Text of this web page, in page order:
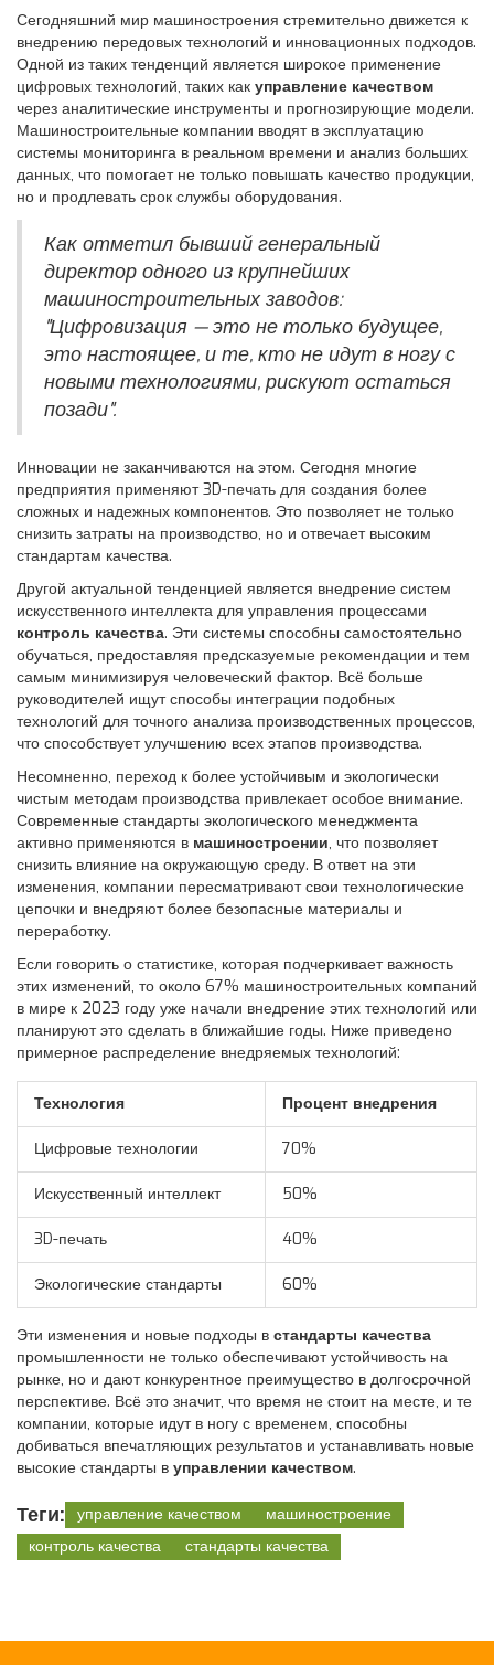
Сегодняшний мир машиностроения стремительно движется к
внедрению передовых технологий и инновационных подходов.
Одной из таких тенденций является широкое применение
цифровых технологий, таких как управление качеством
через аналитические инструменты и прогнозирующие модели.
Машиностроительные компании вводят в эксплуатацию
системы мониторинга в реальном времени и анализ больших
данных, что помогает не только повышать качество продукции,
но и продлевать срок службы оборудования.
Как отметил бывший генеральный
директор одного из крупнейших
машиностроительных заводов:
"Цифровизация — это не только будущее,
это настоящее, и те, кто не идут в ногу с
новыми технологиями, рискуют остаться
позади".
Инновации не заканчиваются на этом. Сегодня многие
предприятия применяют 3D-печать для создания более
сложных и надежных компонентов. Это позволяет не только
снизить затраты на производство, но и отвечает высоким
стандартам качества.
Другой актуальной тенденцией является внедрение систем
искусственного интеллекта для управления процессами
контроль качества. Эти системы способны самостоятельно
обучаться, предоставляя предсказуемые рекомендации и тем
самым минимизируя человеческий фактор. Всё больше
руководителей ищут способы интеграции подобных
технологий для точного анализа производственных процессов,
что способствует улучшению всех этапов производства.
Несомненно, переход к более устойчивым и экологически
чистым методам производства привлекает особое внимание.
Современные стандарты экологического менеджмента
активно применяются в машиностроении, что позволяет
снизить влияние на окружающую среду. В ответ на эти
изменения, компании пересматривают свои технологические
цепочки и внедряют более безопасные материалы и
переработку.
Если говорить о статистике, которая подчеркивает важность
этих изменений, то около 67% машиностроительных компаний
в мире к 2023 году уже начали внедрение этих технологий или
планируют это сделать в ближайшие годы. Ниже приведено
примерное распределение внедряемых технологий:
Технология Процент внедрения
Цифровые технологии 70%
Искусственный интеллект 50%
3D-печать 40%
Экологические стандарты 60%
Эти изменения и новые подходы в стандарты качества
промышленности не только обеспечивают устойчивость на
рынке, но и дают конкурентное преимущество в долгосрочной
перспективе. Всё это значит, что время не стоит на месте, и те
компании, которые идут в ногу с временем, способны
добиваться впечатляющих результатов и устанавливать новые
высокие стандарты в управлении качеством.
Теги: управление качеством
машиностроение
контроль качества
стандарты качества